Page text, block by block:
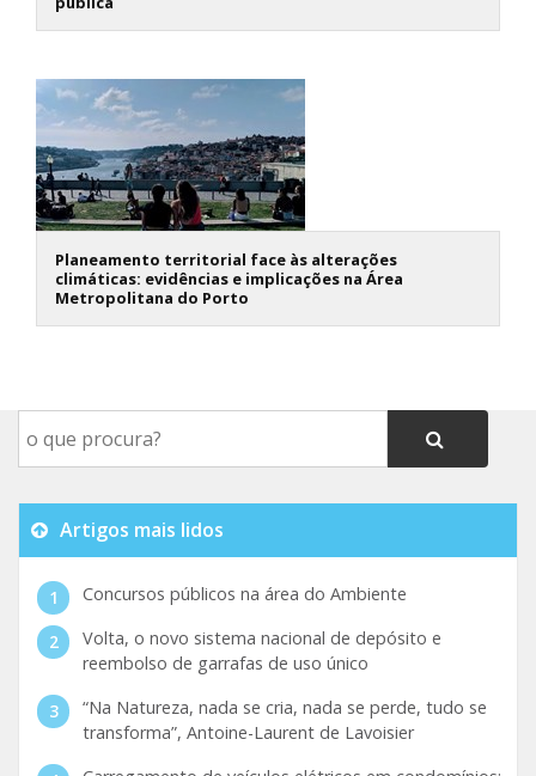
Planeamento territorial face às alterações
climáticas: evidências e implicações na Área
Metropolitana do Porto
Artigos mais lidos
Concursos públicos na área do Ambiente
Volta, o novo sistema nacional de depósito e
reembolso de garrafas de uso único
“Na Natureza, nada se cria, nada se perde, tudo se
transforma”, Antoine-Laurent de Lavoisier